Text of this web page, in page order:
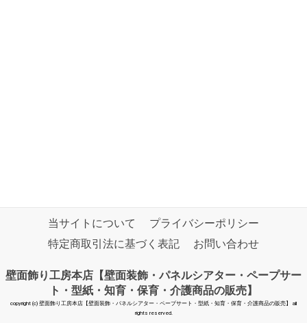
当サイトについて
プライバシーポリシー
特定商取引法に基づく表記
お問い合わせ
壁面飾り工房本店【壁面装飾・パネルシアター・ペープサー
ト・型紙・知育・保育・介護商品の販売】
copyright (c) 壁面飾り工房本店【壁面装飾・パネルシアター・ペープサート・型紙・知育・保育・介護商品の販売】 all
rights reserved.